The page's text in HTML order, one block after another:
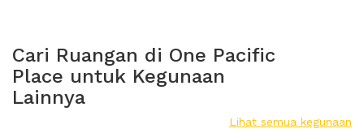
Cari Ruangan di One Pacific
Place untuk Kegunaan
Lainnya
Lihat semua kegunaan